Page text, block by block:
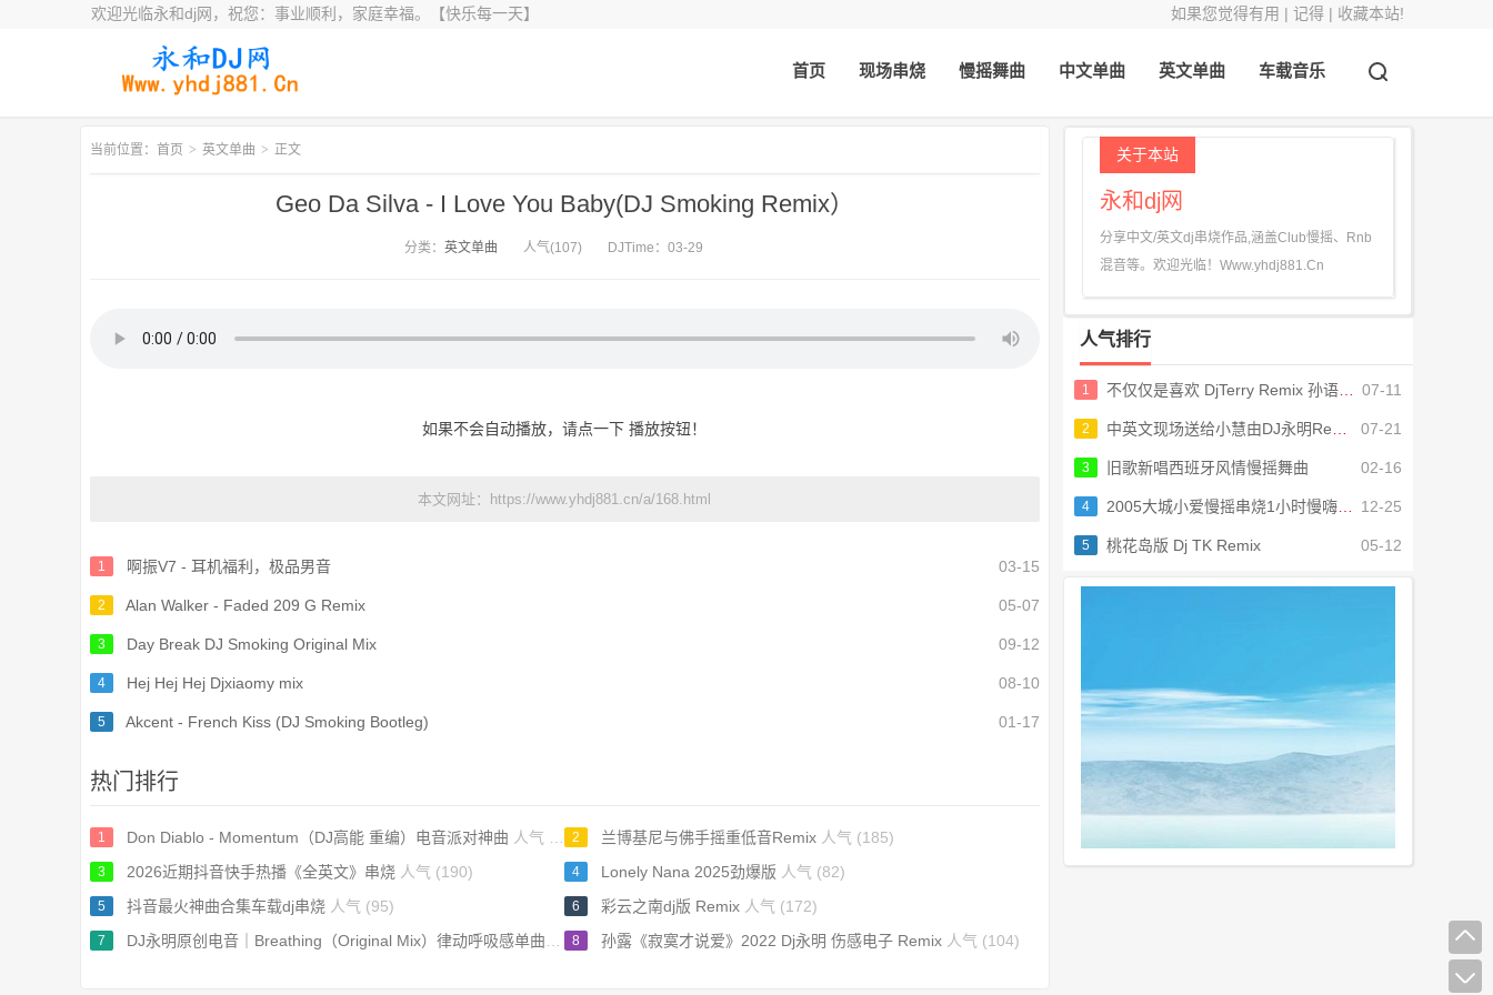
欢迎光临永和dj网，祝您：事业顺利，家庭幸福。【快乐每一天】 如果您觉得有用 | 记得 | 收藏本站!
首页 现场串烧 慢摇舞曲 中文单曲 英文单曲 车载音乐
当前位置：首页 > 英文单曲 > 正文
Geo Da Silva - I Love You Baby(DJ Smoking Remix）
分类： 英文单曲 人气(107) DJTime：03-29
如果不会自动播放，请点一下 播放按钮！
本文网址：https://www.yhdj881.cn/a/168.html
03-15
1 啊振V7 - 耳机福利，极品男音
05-07
2 Alan Walker - Faded 209 G Remix
09-12
3 Day Break DJ Smoking Original Mix
08-10
4 Hej Hej Hej Djxiaomy mix
01-17
5 Akcent - French Kiss (DJ Smoking Bootleg)
热门排行
1 Don Diablo - Momentum（DJ高能 重编）电音派对神曲 人气 (186) 2 兰博基尼与佛手摇重低音Remix 人气 (185)
3 2026近期抖音快手热播《全英文》串烧 人气 (190) 4 Lonely Nana 2025劲爆版 人气 (82)
5 抖音最火神曲合集车载dj串烧 人气 (95) 6 彩云之南dj版 Remix 人气 (172)
7 DJ永明原创电音｜Breathing（Original Mix）律动呼吸感单曲 人气 (190)
8 孙露《寂寞才说爱》2022 Dj永明 伤感电子 Remix 人气 (104)
关于本站
永和dj网
分享中文/英文dj串烧作品,涵盖Club慢摇、Rnb
混音等。欢迎光临！Www.yhdj881.Cn
人气排行
07-11
1 不仅仅是喜欢 DjTerry Remix 孙语赛vs萧全
07-21
2 中英文现场送给小慧由DJ永明ReMix
02-16
3 旧歌新唱西班牙风情慢摇舞曲
12-25
4 2005大城小爱慢摇串烧1小时慢嗨 南昌Dj宝宝MIX 车载
05-12
5 桃花岛版 Dj TK Remix